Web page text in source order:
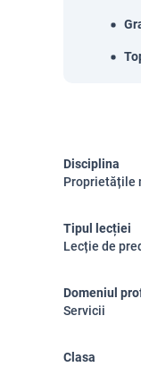
Disciplina
Proprietățile
Tipul lecției
Lecție de
Domeniul
Servicii
Clasa